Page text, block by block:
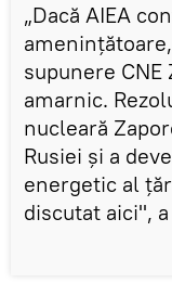
„Dacă AIEA
supunere
amarnic.
nucleară
Rusiei și a
energetic al
discutat aici",